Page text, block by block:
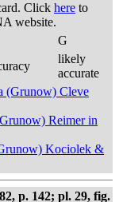
Click here to
website.
G
likely
accurate
(Grunow) Cleve
Reimer in
Kociolek &
p. 142; pl. 29, fig.